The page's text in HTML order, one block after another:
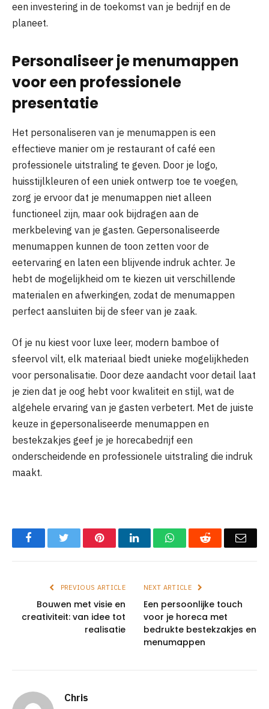
een investering in de toekomst van je bedrijf en de
planeet.
Personaliseer je menumappen
voor een professionele
presentatie
Het personaliseren van je menumappen is een
effectieve manier om je restaurant of café een
professionele uitstraling te geven. Door je logo,
huisstijlkleuren of een uniek ontwerp toe te voegen,
zorg je ervoor dat je menumappen niet alleen
functioneel zijn, maar ook bijdragen aan de
merkbeleving van je gasten. Gepersonaliseerde
menumappen kunnen de toon zetten voor de
eetervaring en laten een blijvende indruk achter. Je
hebt de mogelijkheid om te kiezen uit verschillende
materialen en afwerkingen, zodat de menumappen
perfect aansluiten bij de sfeer van je zaak.
Of je nu kiest voor luxe leer, modern bamboe of
sfeervol vilt, elk materiaal biedt unieke mogelijkheden
voor personalisatie. Door deze aandacht voor detail laat
je zien dat je oog hebt voor kwaliteit en stijl, wat de
algehele ervaring van je gasten verbetert. Met de juiste
keuze in gepersonaliseerde menumappen en
bestekzakjes geef je je horecabedrijf een
onderscheidende en professionele uitstraling die indruk
maakt.
FacebookTwitter PinterestLinkedInWhatsAppReddit
PREVIOUS ARTICLE
Bouwen met visie en
creativiteit: van idee tot
realisatie
NEXT ARTICLE
Een persoonlijke touch
voor je horeca met
bedrukte bestekzakjes en
menumappen
Chris